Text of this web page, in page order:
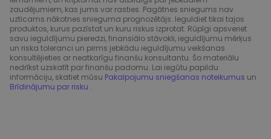
zaudējumiem, kas jums var rasties. Pagātnes sniegums nav
uzticams nākotnes snieguma prognozētājs. Ieguldiet tikai tajos
produktos, kurus pazīstat un kuru riskus izprotat. Rūpīgi apsveriet
savu ieguldījumu pieredzi, finansiālo stāvokli, ieguldījumu mērķus
un riska toleranci un pirms jebkādu ieguldījumu veikšanas
konsultējieties ar neatkarīgu finanšu konsultantu. Šo materiālu
nedrīkst uzskatīt par finanšu padomu. Lai iegūtu papildu
informāciju, skatiet mūsu Pakalpojumu sniegšanas noteikumus un
Brīdinājumu par risku .